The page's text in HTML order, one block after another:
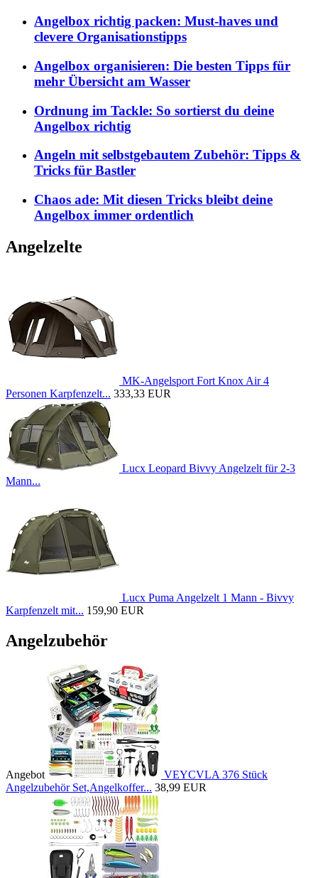
Angelbox richtig packen: Must-haves und
clevere Organisationstipps
Angelbox organisieren: Die besten Tipps für
mehr Übersicht am Wasser
Ordnung im Tackle: So sortierst du deine
Angelbox richtig
Angeln mit selbstgebautem Zubehör: Tipps &
Tricks für Bastler
Chaos ade: Mit diesen Tricks bleibt deine
Angelbox immer ordentlich
Angelzelte
MK-Angelsport Fort Knox Air 4
Personen Karpfenzelt... 333,33 EUR
Lucx Leopard Bivvy Angelzelt für 2-3
Mann...
Lucx Puma Angelzelt 1 Mann - Bivvy
Karpfenzelt mit... 159,90 EUR
Angelzubehör
Angebot
VEYCVLA 376 Stück
Angelzubehör Set,Angelkoffer... 38,99 EUR